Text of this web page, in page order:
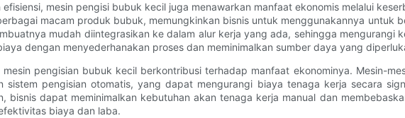
mesin pengisi bubuk kecil juga menawarkan manfaat ekonomis melalui
macam produk bubuk, memungkinkan bisnis untuk menggunakannya untuk
mudah diintegrasikan ke dalam alur kerja yang ada, sehingga mengurangi
dengan menyederhanakan proses dan meminimalkan sumber daya yang
mesin pengisian bubuk kecil berkontribusi terhadap manfaat ekonominya. Mesin-
pengisian otomatis, yang dapat mengurangi biaya tenaga kerja secara
bisnis dapat meminimalkan kebutuhan akan tenaga kerja manual dan
biaya dan laba.